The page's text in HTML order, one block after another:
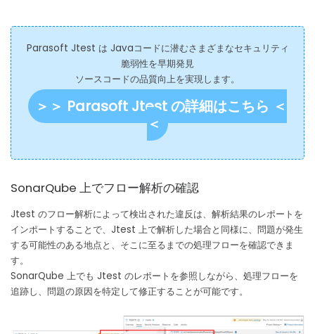
Parasoft Jtest は Javaコードに潜むさまざまなセキュリティ
脆弱性を早期発見
ソースコードの品質向上を実現します。
＞＞ Parasoft Jtest の詳細はこちら ＜
＜
SonarQube 上でフロー解析の確認
Jtest のフロー解析によって検出された違反は、解析結果のレポートを
インポートすることで、Jtest 上で解析した場合と同様に、問題が発生
する可能性のある地点と、そこに至るまでの処理フローを確認できま
す。
SonarQube 上でも Jtest のレポートを参照しながら、処理フローを
追跡し、問題の原因を特定して修正することが可能です。